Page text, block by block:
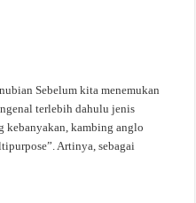
Sebelum kita menemukan
terlebih dahulu jenis
kebanyakan, kambing anglo
Artinya, sebagai